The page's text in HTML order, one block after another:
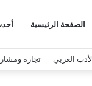
الصفحة الرئيسية
الأدب العربي تجارة